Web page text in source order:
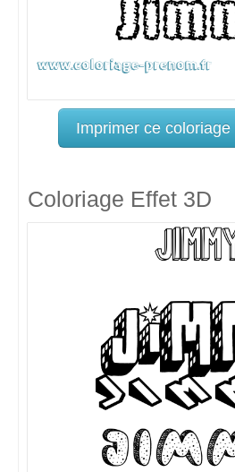
Imprimer ce coloriage
Coloriage Effet 3D